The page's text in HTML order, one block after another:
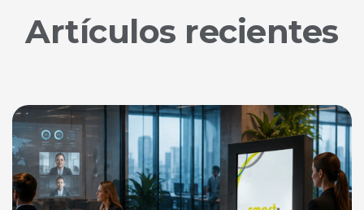
Artículos recientes